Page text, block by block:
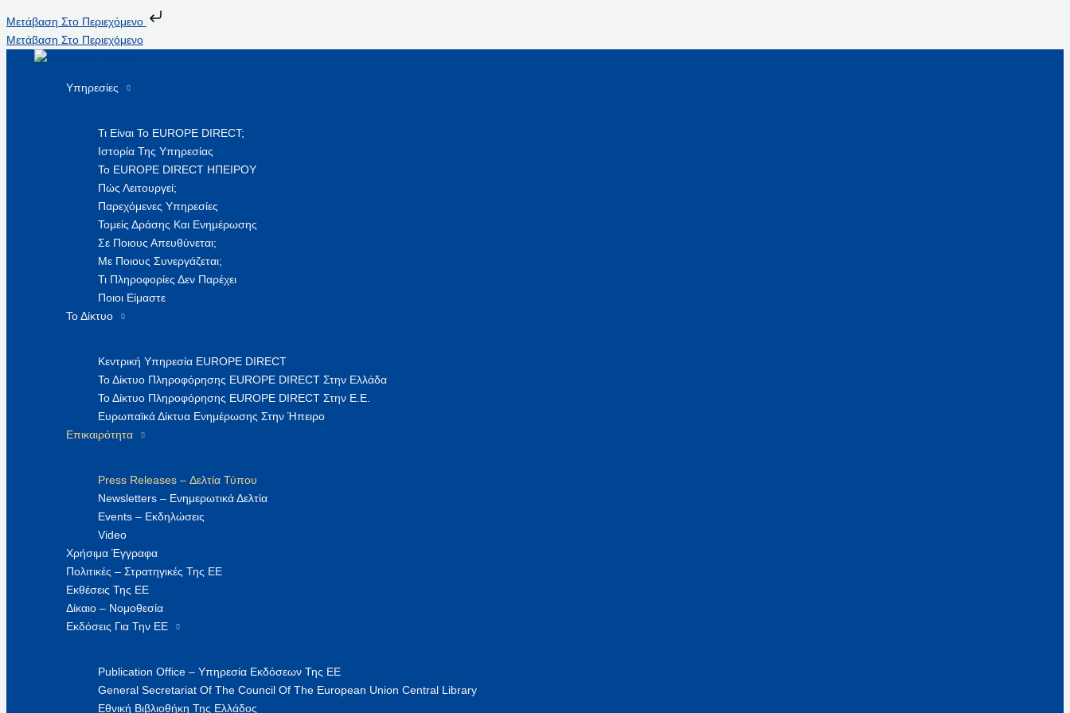
Μετάβαση Στο Περιεχόμενο
Μετάβαση Στο Περιεχόμενο
Υπηρεσίες
Τι Είναι Το EUROPE DIRECT;
Ιστορία Της Υπηρεσίας
Το EUROPE DIRECT ΗΠΕΙΡΟΥ
Πώς Λειτουργεί;
Παρεχόμενες Υπηρεσίες
Τομείς Δράσης Και Ενημέρωσης
Σε Ποιους Απευθύνεται;
Με Ποιους Συνεργάζεται;
Τι Πληροφορίες Δεν Παρέχει
Ποιοι Είμαστε
Το Δίκτυο
Κεντρική Υπηρεσία EUROPE DIRECT
Το Δίκτυο Πληροφόρησης EUROPE DIRECT Στην Ελλάδα
Το Δίκτυο Πληροφόρησης EUROPE DIRECT Στην Ε.Ε.
Ευρωπαϊκά Δίκτυα Ενημέρωσης Στην Ήπειρο
Επικαιρότητα
Press Releases – Δελτία Τύπου
Newsletters – Ενημερωτικά Δελτία
Events – Εκδηλώσεις
Video
Χρήσιμα Έγγραφα
Πολιτικές – Στρατηγικές Της ΕΕ
Εκθέσεις Της ΕΕ
Δίκαιο – Νομοθεσία
Εκδόσεις Για Την ΕΕ
Publication Office – Υπηρεσία Εκδόσεων Της ΕΕ
General Secretariat Of The Council Of The European Union Central Library
Εθνική Βιβλιοθήκη Της Ελλάδος